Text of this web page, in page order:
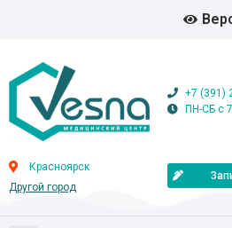
+7 (391)
ПН-СБ с
Красноярск
Другой город